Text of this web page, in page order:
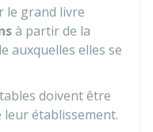
le grand livre
à partir de la
auxquelles elles se
doivent être
établissement.